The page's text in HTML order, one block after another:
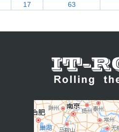
17 63